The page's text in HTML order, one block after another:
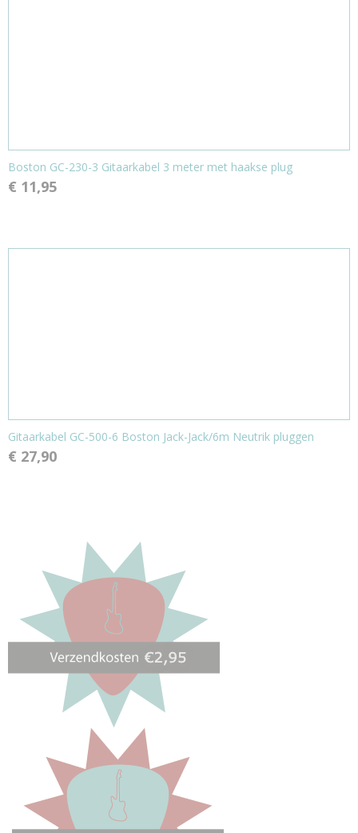
Boston GC-230-3 Gitaarkabel 3 meter met haakse plug
€ 11,95
Gitaarkabel GC-500-6 Boston Jack-Jack/6m Neutrik pluggen
€ 27,90